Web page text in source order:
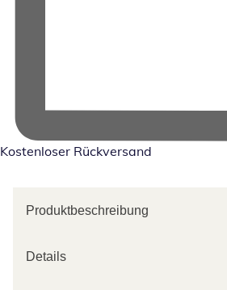
Kostenloser Rückversand
Produktbeschreibung
Details